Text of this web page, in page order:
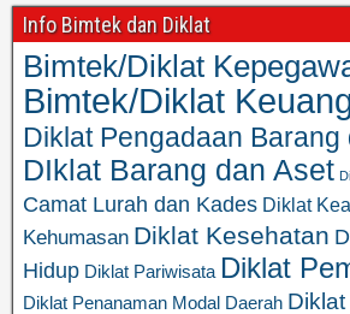
Info Bimtek dan Diklat
Bimtek/Diklat
Bimtek/Diklat
Diklat Pengadaan Barang
DIklat Barang dan Aset
Camat Lurah dan Kades Diklat
Kehumasan Diklat Kesehatan
Hidup Diklat Pariwisata Diklat
Diklat Penanaman Modal Daerah